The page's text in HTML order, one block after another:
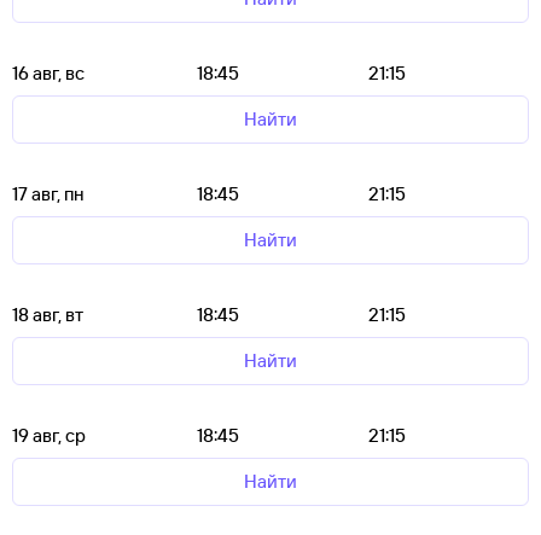
16 авг, вс 18:45
21:15
Найти
17 авг, пн 18:45
21:15
Найти
18 авг, вт 18:45
21:15
Найти
19 авг, ср 18:45
21:15
Найти